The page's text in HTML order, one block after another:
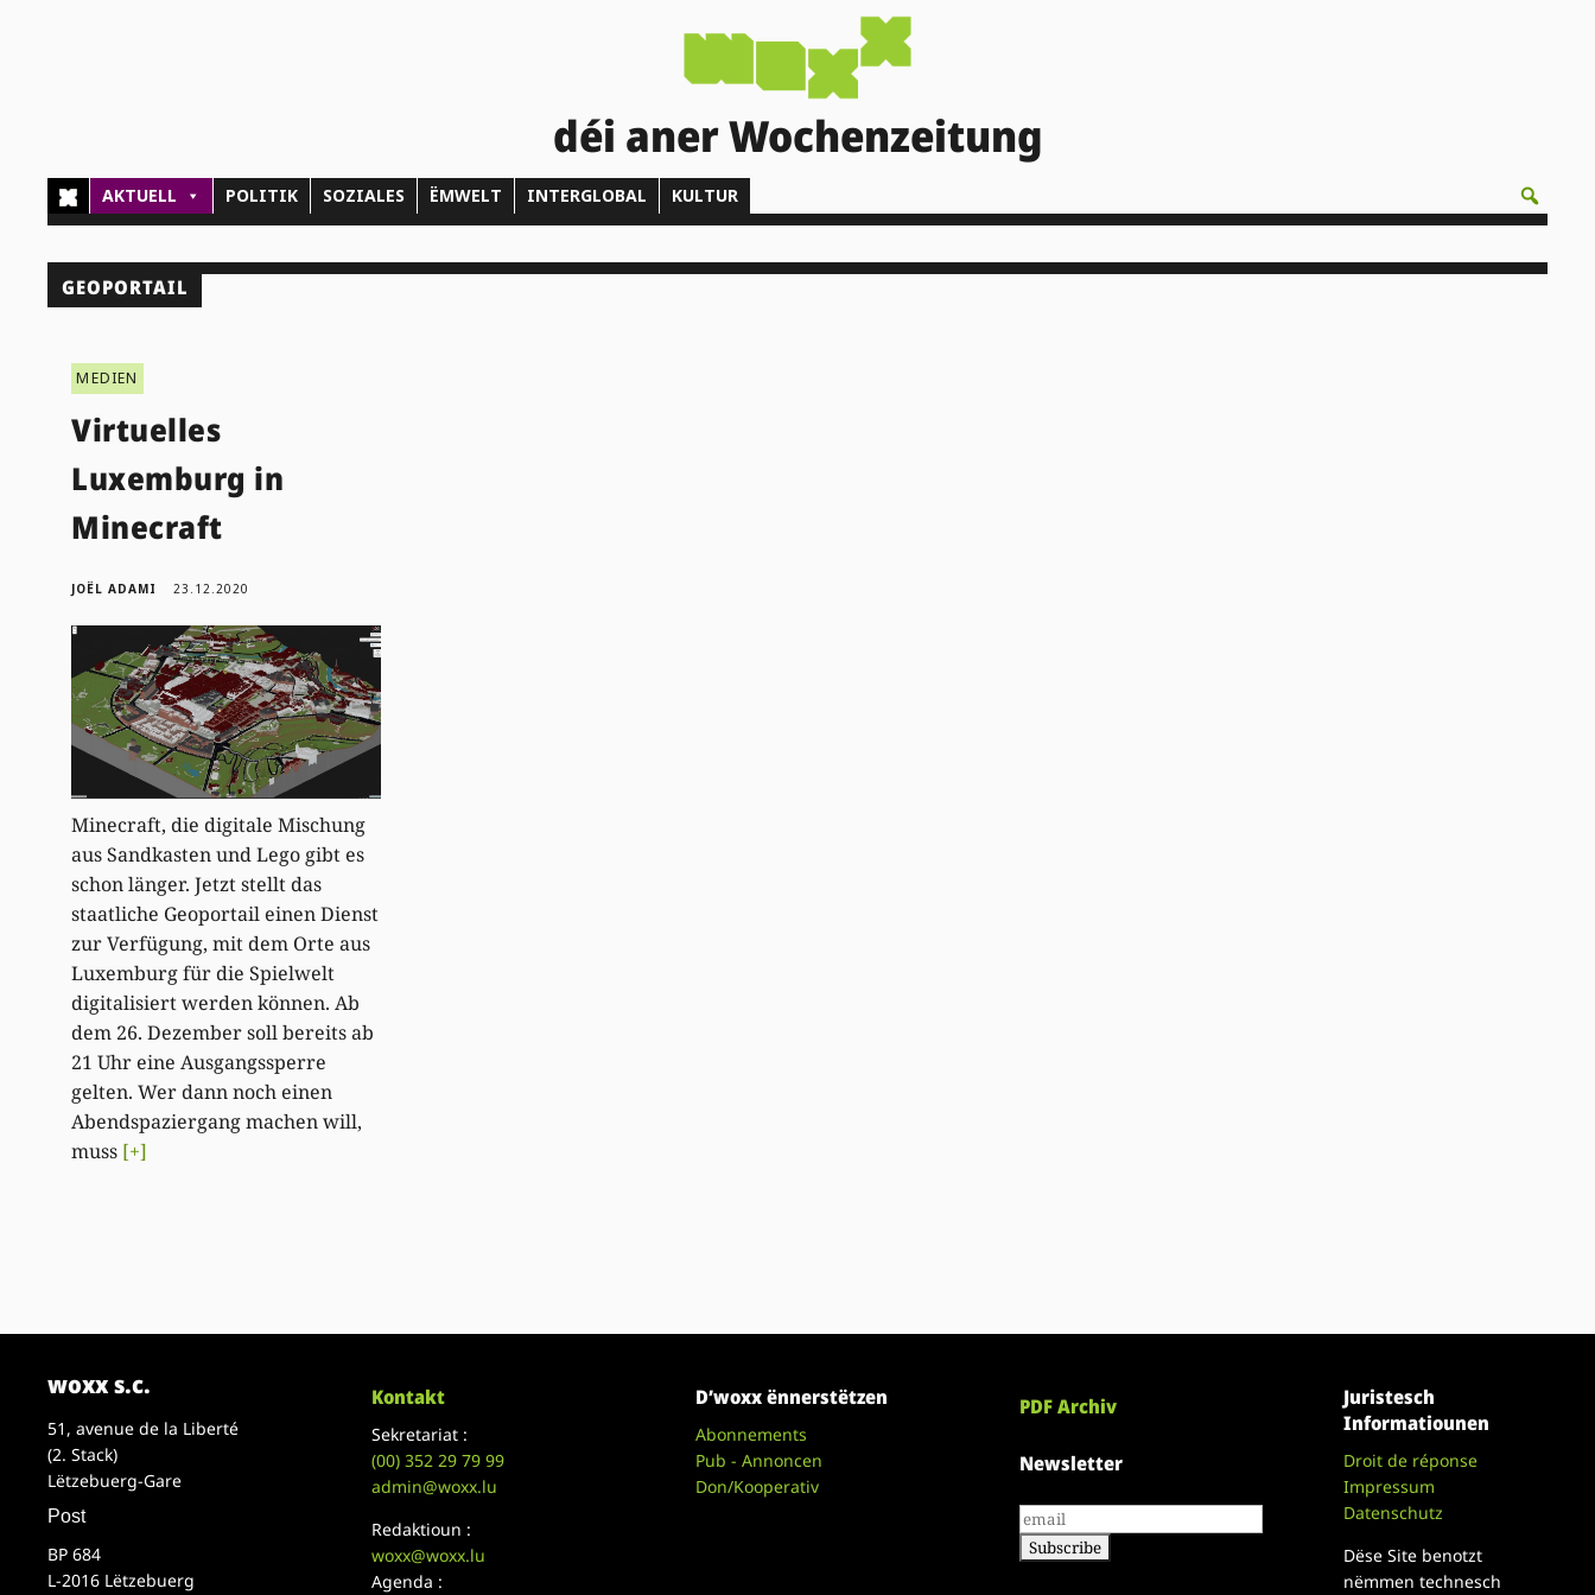
déi aner Wochenzeitung
AKTUELL POLITIK SOZIALES ËMWELT INTERGLOBAL KULTUR
GEOPORTAIL
MEDIEN
Virtuelles
Luxemburg in
Minecraft
JOËL ADAMI 23.12.2020
Minecraft, die digitale Mischung
aus Sandkasten und Lego gibt es
schon länger. Jetzt stellt das
staatliche Geoportail einen Dienst
zur Verfügung, mit dem Orte aus
Luxemburg für die Spielwelt
digitalisiert werden können. Ab
dem 26. Dezember soll bereits ab
21 Uhr eine Ausgangssperre
gelten. Wer dann noch einen
Abendspaziergang machen will,
muss [+]
woxx s.c.
51, avenue de la Liberté
(2. Stack)
Lëtzebuerg-Gare
Post
BP 684
L-2016 Lëtzebuerg
Kontakt
Sekretariat :
(00)352 29 79 99
admin@woxx.lu
Redaktioun :
woxx@woxx.lu
Agenda :
D’woxx ënnerstëtzen
Abonnements
Pub - Annoncen
Don/Kooperativ
PDF Archiv
Newsletter
Juristesch
Informatiounen
Droit de réponse
Impressum
Datenschutz
Dëse Site benotzt
nëmmen technesch